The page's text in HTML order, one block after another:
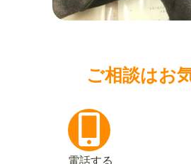
ご相談はお
電話する